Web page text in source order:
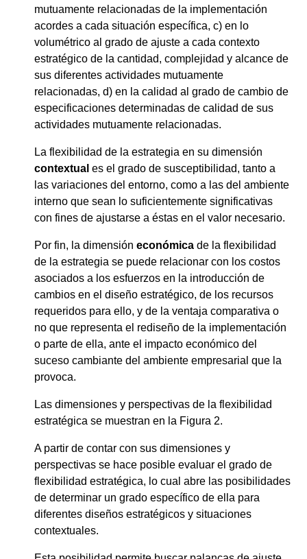
mutuamente relacionadas de la implementación
acordes a cada situación específica, c) en lo
volumétrico al grado de ajuste a cada contexto
estratégico de la cantidad, complejidad y alcance de
sus diferentes actividades mutuamente
relacionadas, d) en la calidad al grado de cambio de
especificaciones determinadas de calidad de sus
actividades mutuamente relacionadas.
La flexibilidad de la estrategia en su dimensión
contextual es el grado de susceptibilidad, tanto a
las variaciones del entorno, como a las del ambiente
interno que sean lo suficientemente significativas
con fines de ajustarse a éstas en el valor necesario.
Por fin, la dimensión económica de la flexibilidad
de la estrategia se puede relacionar con los costos
asociados a los esfuerzos en la introducción de
cambios en el diseño estratégico, de los recursos
requeridos para ello, y de la ventaja comparativa o
no que representa el rediseño de la implementación
o parte de ella, ante el impacto económico del
suceso cambiante del ambiente empresarial que la
provoca.
Las dimensiones y perspectivas de la flexibilidad
estratégica se muestran en la Figura 2.
A partir de contar con sus dimensiones y
perspectivas se hace posible evaluar el grado de
flexibilidad estratégica, lo cual abre las posibilidades
de determinar un grado específico de ella para
diferentes diseños estratégicos y situaciones
contextuales.